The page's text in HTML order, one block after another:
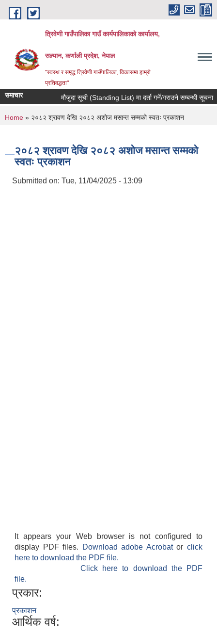
Skip to main content
त्रिवेणी गाउँपालिका गाउँ कार्यपालिकाकाे कार्यालय,
सल्यान, कर्णाली प्रदेश, नेपाल
"स्वस्थ र समृद्ध त्रिवेणी गाउँपालिका, विकासमा हाम्राे
प्रतिवद्धता"
समाचार मौजुदा सूची (Standing List) मा दर्ता गर्ने/गराउने सम्बन्धी सूचना
You are here
Home » २०८२ श्रावण देखि २०८२ अशोज मसान्त सम्मको स्वतः प्रकाशन
२०८२ श्रावण देखि २०८२ अशोज मसान्त सम्मको
स्वतः प्रकाशन
Submitted on: Tue, 11/04/2025 - 13:09
It appears your Web browser is not configured to
display PDF files.
Download adobe Acrobatorclick
here to download the PDF file.
Click here to download the PDF
file.
प्रकार:
प्रकाशन
आर्थिक वर्ष: